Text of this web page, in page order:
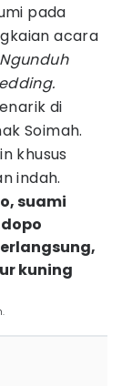
pada
acara
Ngunduh
di
Soimah.
khusus
indah.
suami
kuning